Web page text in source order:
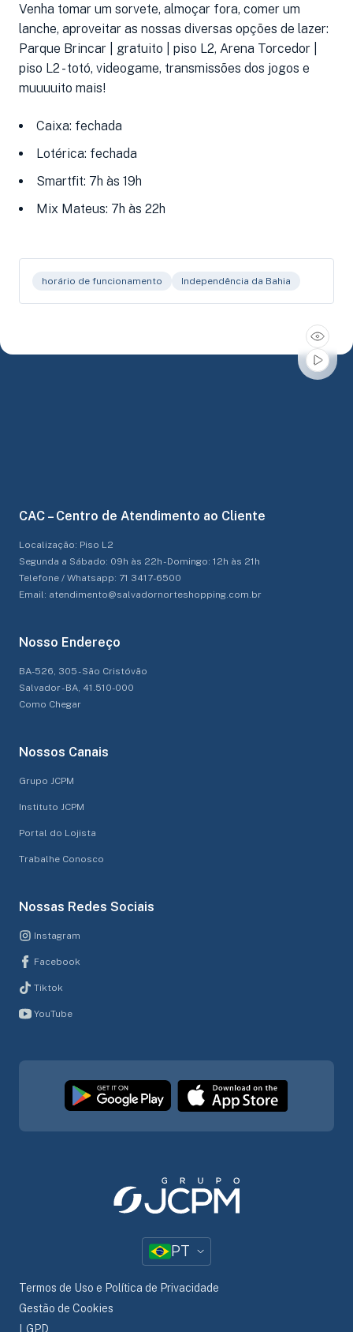
Venha tomar um sorvete, almoçar fora, comer um
lanche, aproveitar as nossas diversas opções de lazer:
Parque Brincar | gratuito | piso L2, Arena Torcedor |
piso L2 - totó, videogame, transmissões dos jogos e
muuuuito mais!
Caixa: fechada
Lotérica: fechada
Smartfit: 7h às 19h
Mix Mateus: 7h às 22h
horário de funcionamento Independência da Bahia
CAC – Centro de Atendimento ao Cliente
Localização: Piso L2
Segunda a Sábado: 09h às 22h - Domingo: 12h às 21h
Telefone / Whatsapp: 71 3417-6500
Email: atendimento@salvadornorteshopping.com.br
Nosso Endereço
BA-526, 305 - São Cristóvão
Salvador - BA, 41.510-000
Como Chegar
Nossos Canais
Grupo JCPM
Instituto JCPM
Portal do Lojista
Trabalhe Conosco
Nossas Redes Sociais
Instagram
Facebook
Tiktok
YouTube
PT
Termos de Uso e Política de Privacidade
Gestão de Cookies
LGPD